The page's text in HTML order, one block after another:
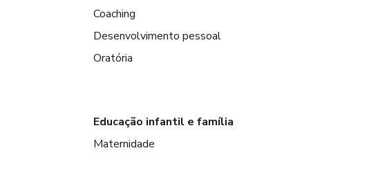
Coaching
Desenvolvimento pessoal
Oratória
Educação infantil e família
Maternidade